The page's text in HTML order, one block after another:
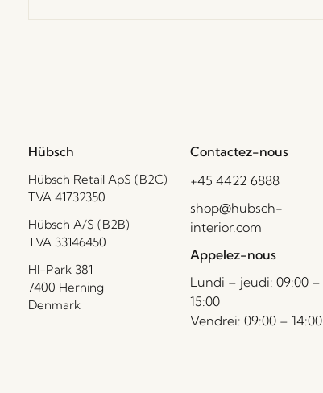
Hübsch
Hübsch Retail ApS (B2C)
TVA 41732350
Hübsch A/S (B2B)
TVA 33146450
HI-Park 381
7400 Herning
Denmark
Contactez-nous
+45 4422 6888
shop@hubsch-
interior.com
Appelez-nous
Lundi – jeudi: 09:00 –
15:00
Vendrei: 09:00 – 14:00